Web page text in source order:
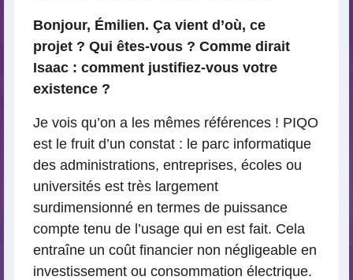
Bonjour, Émilien. Ça vient d’où, ce
projet ? Qui êtes-vous ? Comme dirait
Isaac : comment justifiez-vous votre
existence ?
Je vois qu’on a les mêmes références ! PIQO
est le fruit d’un constat : le parc informatique
des administrations, entreprises, écoles ou
universités est très largement
surdimensionné en termes de puissance
compte tenu de l’usage qui en est fait. Cela
entraîne un coût financier non négligeable en
investissement ou consommation électrique.